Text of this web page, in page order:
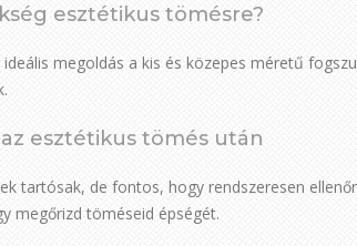
esztétikus tömésre?
megoldás a kis és közepes méretű
esztétikus tömés után
tartósak, de fontos, hogy rendszeresen
megőrizd töméseid épségét.